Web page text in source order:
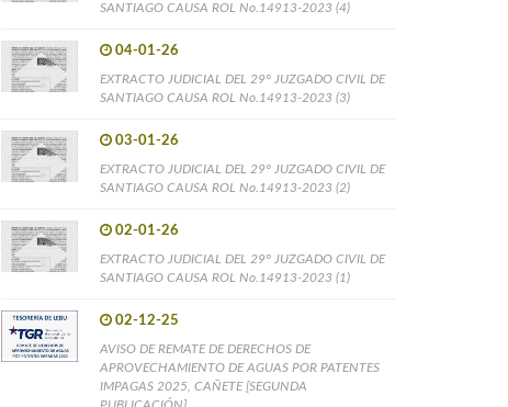
SANTIAGO CAUSA ROL No.14913-2023 (4)
04-01-26
EXTRACTO JUDICIAL DEL 29° JUZGADO CIVIL DE
SANTIAGO CAUSA ROL No.14913-2023 (3)
03-01-26
EXTRACTO JUDICIAL DEL 29° JUZGADO CIVIL DE
SANTIAGO CAUSA ROL No.14913-2023 (2)
02-01-26
EXTRACTO JUDICIAL DEL 29° JUZGADO CIVIL DE
SANTIAGO CAUSA ROL No.14913-2023 (1)
02-12-25
AVISO DE REMATE DE DERECHOS DE
APROVECHAMIENTO DE AGUAS POR PATENTES
IMPAGAS 2025, CAÑETE [SEGUNDA